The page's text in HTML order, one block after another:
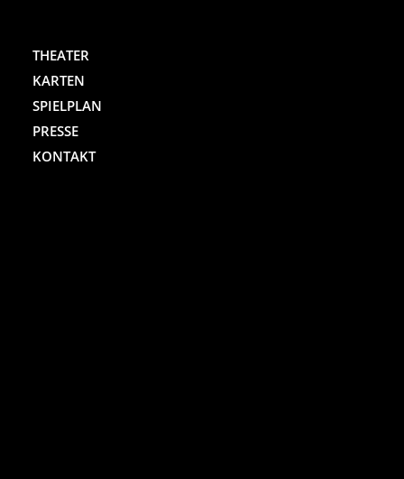
THEATER
KARTEN
SPIELPLAN
PRESSE
KONTAKT